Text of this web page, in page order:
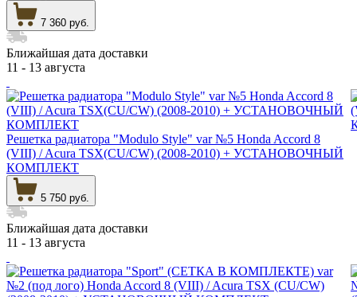
7 360 руб.
Ближайшая дата доставки
11 - 13 августа
Решетка радиатора "Modulo Style" var №5 Honda Accord 8
(VIII) / Acura TSX(CU/CW) (2008-2010) + УСТАНОВОЧНЫЙ
КОМПЛЕКТ
5 750 руб.
Ближайшая дата доставки
11 - 13 августа